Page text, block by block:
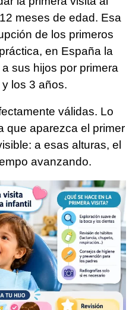
meses de edad. Esa
de los primeros
en España la
sus hijos por primera
los 3 años.
válidas. Lo
que aparezca el primer
a esas alturas, el
avanzando.